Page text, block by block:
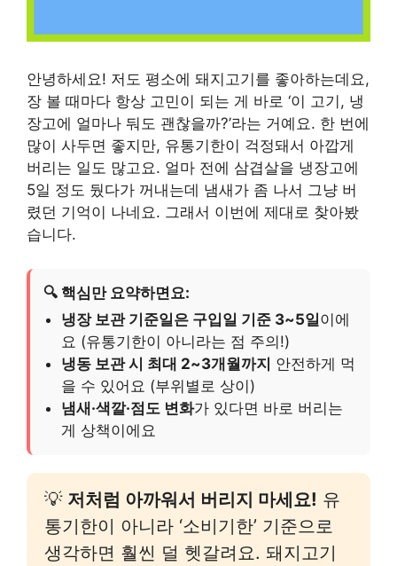
안녕하세요! 저도 평소에 돼지고기를 좋아하는데요,
장 볼 때마다 항상 고민이 되는 게 바로 ‘이 고기, 냉
장고에 얼마나 둬도 괜찮을까?’라는 거예요. 한 번에
많이 사두면 좋지만, 유통기한이 걱정돼서 아깝게
버리는 일도 많고요. 얼마 전에 삼겹살을 냉장고에
5일 정도 뒀다가 꺼내는데 냄새가 좀 나서 그냥 버
렸던 기억이 나네요. 그래서 이번에 제대로 찾아봤
습니다.
🔍 핵심만 요약하면요:
냉장 보관 기준일은 구입일 기준 3~5일이에
요 (유통기한이 아니라는 점 주의!)
냉동 보관 시 최대 2~3개월까지 안전하게 먹
을 수 있어요 (부위별로 상이)
냄새·색깔·점도 변화가 있다면 바로 버리는
게 상책이에요
💡 저처럼 아까워서 버리지 마세요! 유
통기한이 아니라 ‘소비기한’ 기준으로
생각하면 훨씬 덜 헷갈려요. 돼지고기